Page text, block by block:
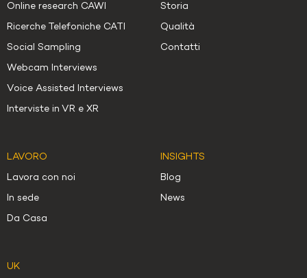
Online research CAWI
Ricerche Telefoniche CATI
Social Sampling
Webcam Interviews
Voice Assisted Interviews
Interviste in VR e XR
Storia
Qualità
Contatti
LAVORO
Lavora con noi
In sede
Da Casa
INSIGHTS
Blog
News
UK